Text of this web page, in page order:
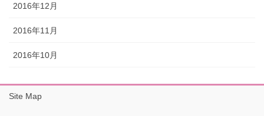
2016年12月
2016年11月
2016年10月
Site Map